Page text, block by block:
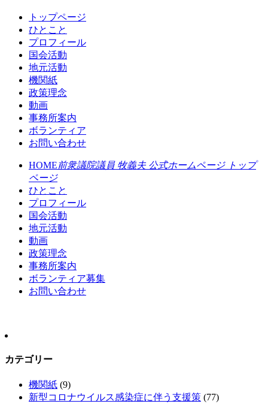
トップページ
ひとこと
プロフィール
国会活動
地元活動
機関紙
政策理念
動画
事務所案内
ボランティア
お問い合わせ
HOME前衆議院議員 牧義夫 公式ホームページ トップ
ページ
ひとこと
プロフィール
国会活動
地元活動
動画
政策理念
事務所案内
ボランティア募集
お問い合わせ
カテゴリー
機関紙 (9)
新型コロナウイルス感染症に伴う支援策 (77)